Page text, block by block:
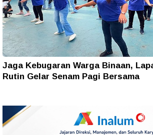
Jaga Kebugaran Warga Binaan,
Rutin Gelar Senam Pagi Bersama